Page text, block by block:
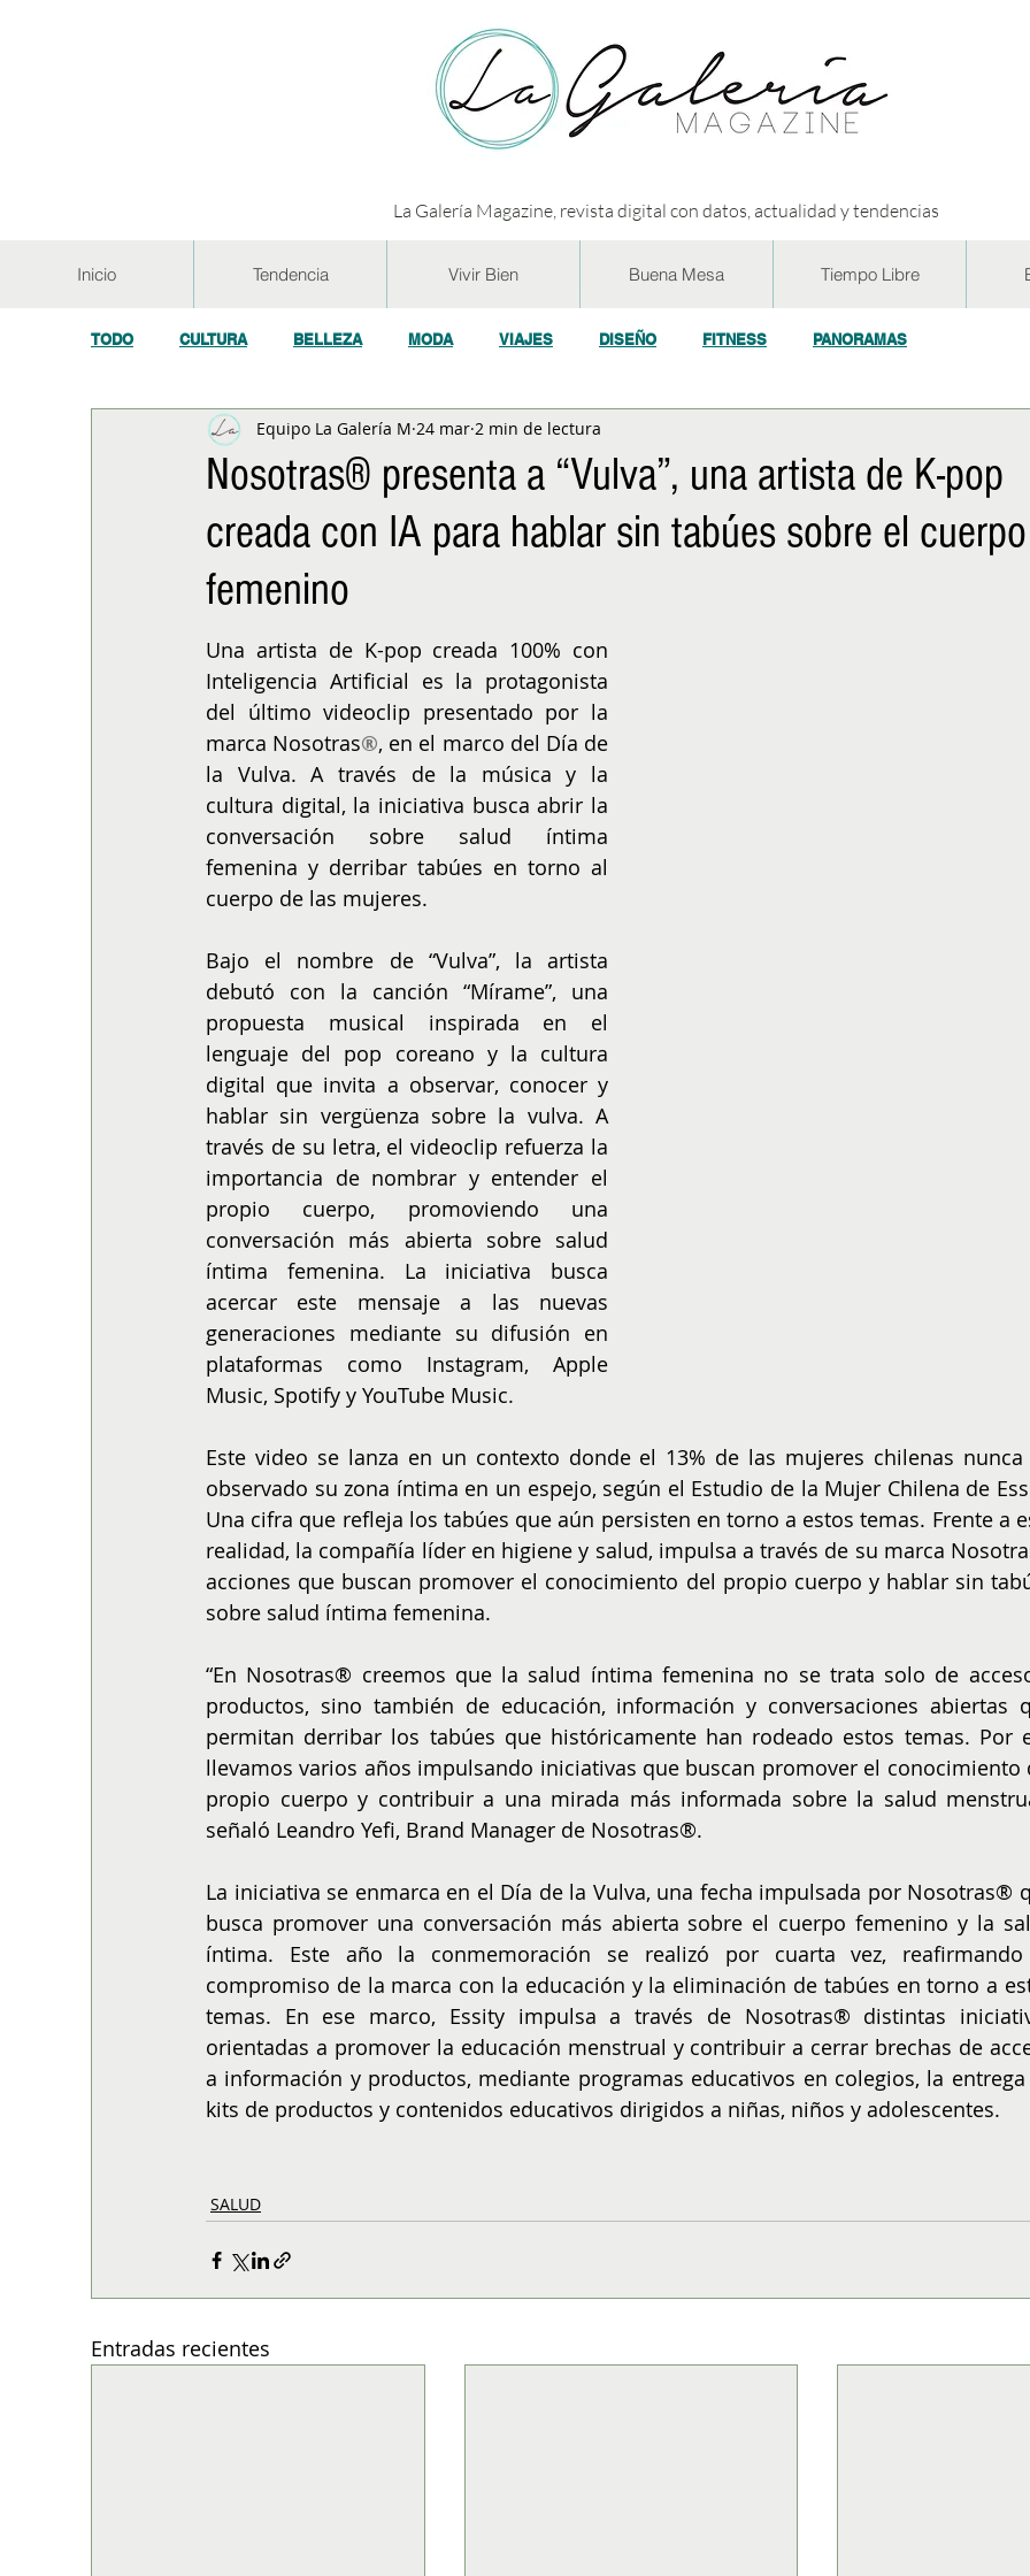
La Galería Magazine, revista digital con datos, actualidad y tendencias
Inicio Tendencia Vivir Bien Buena Mesa Tiempo Libre
TODO CULTURA BELLEZA MODA VIAJES DISEÑO FITNESS PANORAMAS
GASTRONOMÍA Y VINOS SALUD TECNOLOGÍA ECO y RSE
ALIMENTACIÓN COLUMNA BUENA MESA NIÑOS EMPRENDER
Nosotras® presenta a “Vulva”, una artista de K-pop
creada con IA para hablar sin tabúes sobre el cuerpo
femenino
Equipo La Galería M 24 mar 2 min de lectura
Una artista de K-pop creada 100% con
Inteligencia Artificial es la protagonista
del último videoclip presentado por la
marca Nosotras®, en el marco del Día de
la Vulva. A través de la música y la
cultura digital, la iniciativa busca abrir la
conversación sobre salud íntima
femenina y derribar tabúes en torno al
cuerpo de las mujeres.
Bajo el nombre de “Vulva”, la artista
debutó con la canción “Mírame”, una
propuesta musical inspirada en el
lenguaje del pop coreano y la cultura
digital que invita a observar, conocer y
hablar sin vergüenza sobre la vulva. A
través de su letra, el videoclip refuerza la
importancia de nombrar y entender el
propio cuerpo, promoviendo una
conversación más abierta sobre salud
íntima femenina. La iniciativa busca
acercar este mensaje a las nuevas
generaciones mediante su difusión en
plataformas como Instagram, Apple
Music, Spotify y YouTube Music.
Este video se lanza en un contexto donde el 13% de las mujeres chilenas nunca
observado su zona íntima en un espejo, según el Estudio de la Mujer Chilena de
Una cifra que refleja los tabúes que aún persisten en torno a estos temas. Frente a
realidad, la compañía líder en higiene y salud, impulsa a través de su marca
acciones que buscan promover el conocimiento del propio cuerpo y hablar sin
sobre salud íntima femenina.
“En Nosotras® creemos que la salud íntima femenina no se trata solo de
productos, sino también de educación, información y conversaciones abiertas
permitan derribar los tabúes que históricamente han rodeado estos temas. Por
llevamos varios años impulsando iniciativas que buscan promover el conocimiento
propio cuerpo y contribuir a una mirada más informada sobre la salud
señaló Leandro Yefi, Brand Manager de Nosotras®.
La iniciativa se enmarca en el Día de la Vulva, una fecha impulsada por Nosotras®
busca promover una conversación más abierta sobre el cuerpo femenino y la
íntima. Este año la conmemoración se realizó por cuarta vez,
compromiso de la marca con la educación y la eliminación de tabúes en torno a
temas. En ese marco, Essity impulsa a través de Nosotras® distintas
orientadas a promover la educación menstrual y contribuir a cerrar brechas de
a información y productos, mediante programas educativos en colegios, la
kits de productos y contenidos educativos dirigidos a niñas, niños y adolescentes.
SALUD
Entradas recientes